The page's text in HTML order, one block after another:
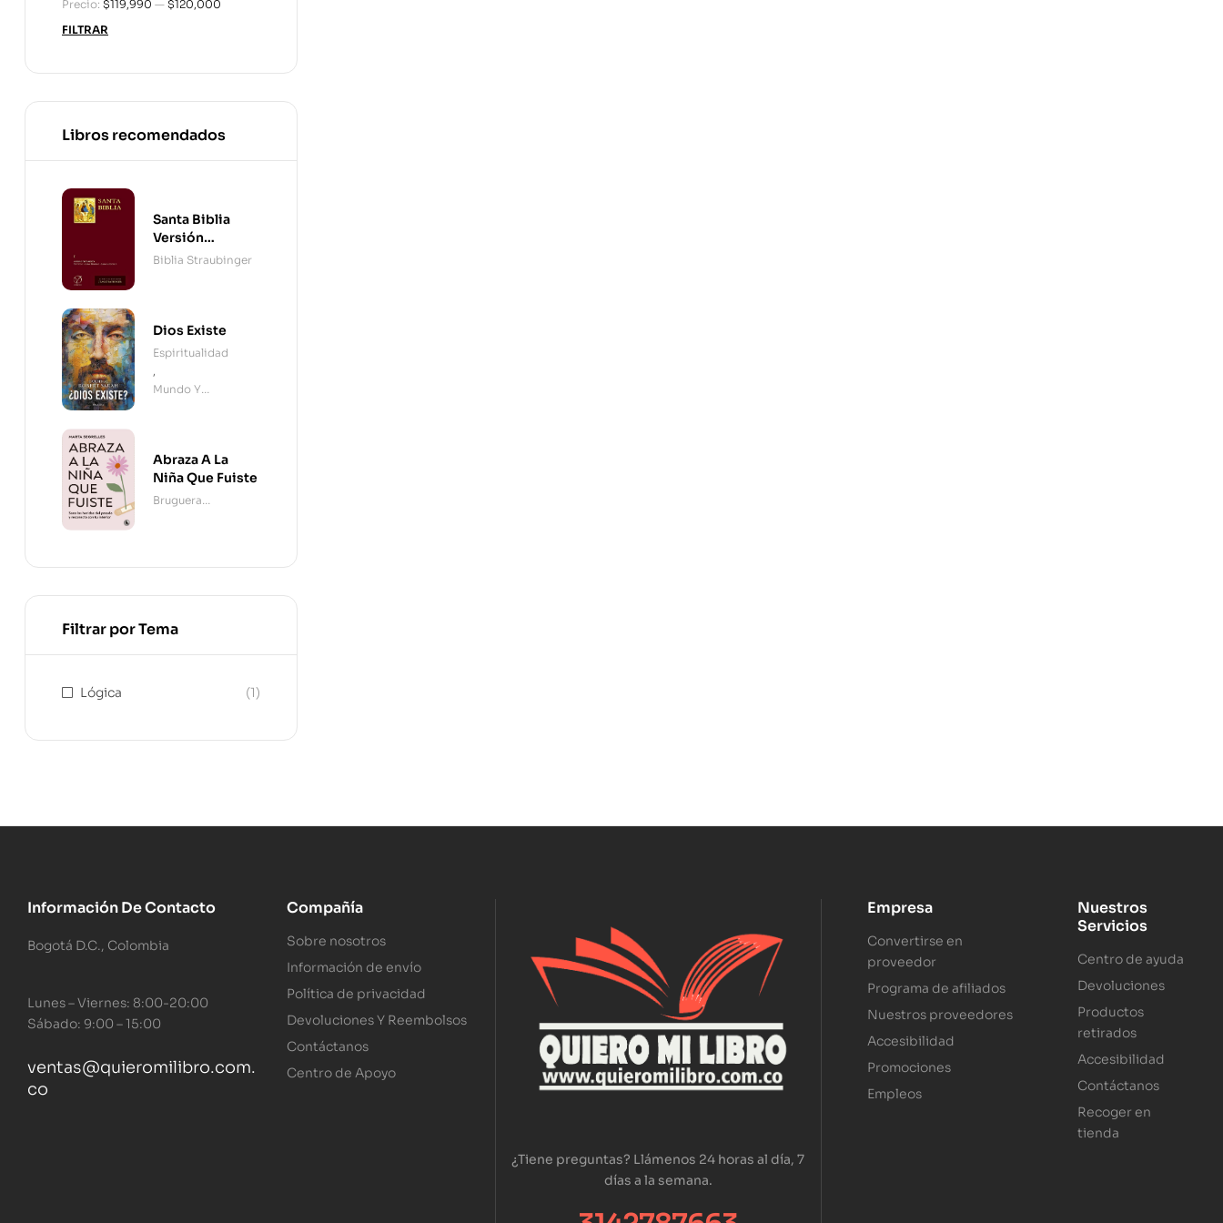
FILTRAR
Precio: $119,990 — $120,000
Libros recomendados
Santa Biblia
Versión
Straubinger - 2
Biblia Straubinger
Dios Existe
Espiritualidad
,
Mundo Y
Abraza A La
Niña Que Fuiste
Bruguera
Filtrar por Tema
Lógica (1)
Información De Contacto
Bogotá D.C., Colombia
Lunes – Viernes: 8:00-20:00
Sábado: 9:00 – 15:00
ventas@quieromilibro.com.
co
Compañía
Sobre nosotros
Información de envío
Política de privacidad
Devoluciones Y Reembolsos
Contáctanos
Centro de Apoyo
¿Tiene preguntas? Llámenos 24 horas al día, 7
días a la semana.
Empresa
Convertirse en
proveedor
Programa de afiliados
Nuestros proveedores
Accesibilidad
Promociones
Empleos
Nuestros
Servicios
Centro de ayuda
Devoluciones
Productos
retirados
Accesibilidad
Contáctanos
Recoger en
tienda